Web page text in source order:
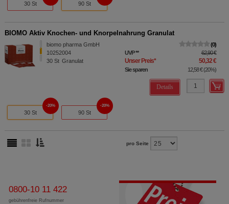
30 St 90 St
BIOMO Aktiv Knochen- und Knorpelnahrung Granulat
biomo pharma GmbH
10252004
30 St Granulat
0
UVP** 62,90 €
Unser Preis* 50,32 €
Sie sparen 12,58 €(20%)
Details
30 St
20%
90 St
20%
pro Seite
0800-10 11 422
gebührenfreie Rufnummer